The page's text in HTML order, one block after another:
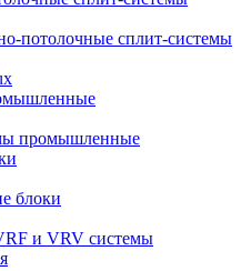
потолочные сплит-системы
промышленные
блоки
и VRV системы